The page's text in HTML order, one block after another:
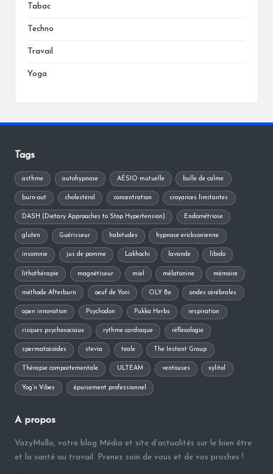
Tabac
Techno
Travail
Yoga
Tags
asthme autohypnose AÉSIO mutuelle bulle de calme
burn-out cholestérol concentration croyances limitantes
DASH (Dietary Approaches to Stop Hypertension) Endométriose
gluten Guérisseur habitudes hypnose ericksonienne
insomnie jus de pomme Lakhochi lavande libido
lithothérapie magnétiseur miel mélatonine mémoire
méthode Afterburn oeuf de Yoni OLY Be ondes cérébrales
open innovation Psychodon Pukka Herbs respiration
risques psychosociaux rythme cardiaque réflexologie
spermatozoïdes stevia teale The Instant Group
Thérapie comportementale ULTEAM ventouses xylitol
Yog’n Vibes épuisement professionnel
A propos
VazyMollo, votre blog Média et site d’actualités sur le bien être
et la santé au travail. Prenez soin de vous et de vos proches !